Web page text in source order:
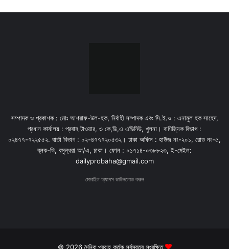
সম্পাদক ও প্রকাশক : মোঃ আশরাফ-উল-হক, নির্বাহী সম্পাদক এবং সি.ই.ও : এনামুল হক সাহেদ,
প্রধান কার্যালয় : প্রবাহ টাওয়ার, ৩ কে,ডি,এ এভিনিউ, খুলনা। বাণিজ্যিক বিভাগ :
০২৪৭৭-৭২২৫৫২. বার্তা বিভাগ : ০২-৪৭৭৭২০৫৩২। ঢাকা অফিস : হাউজ নং-২০১, রোড নং-৫,
ব্লক-ডি, বসুন্ধরা আ/এ, ঢাকা। ফোন : ০১৭১৪-০৩৮৮২৩, ই-মেইল:
dailyprobaha@gmail.com
মোবাইল অ্যাপস ডাউনলোড করুন
© 2026 দৈনিক প্রবাহ কর্তৃক সর্বস্বত্ব সংরক্ষিত